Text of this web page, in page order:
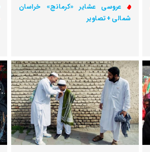
عروسی عشایر «کرمانج» خراسان
شمالی + تصاویر